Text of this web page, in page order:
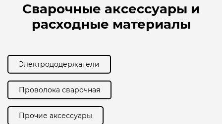
Сварочные аксессуары и
расходные материалы
Электрододержатели
Проволока сварочная
Прочие аксессуары